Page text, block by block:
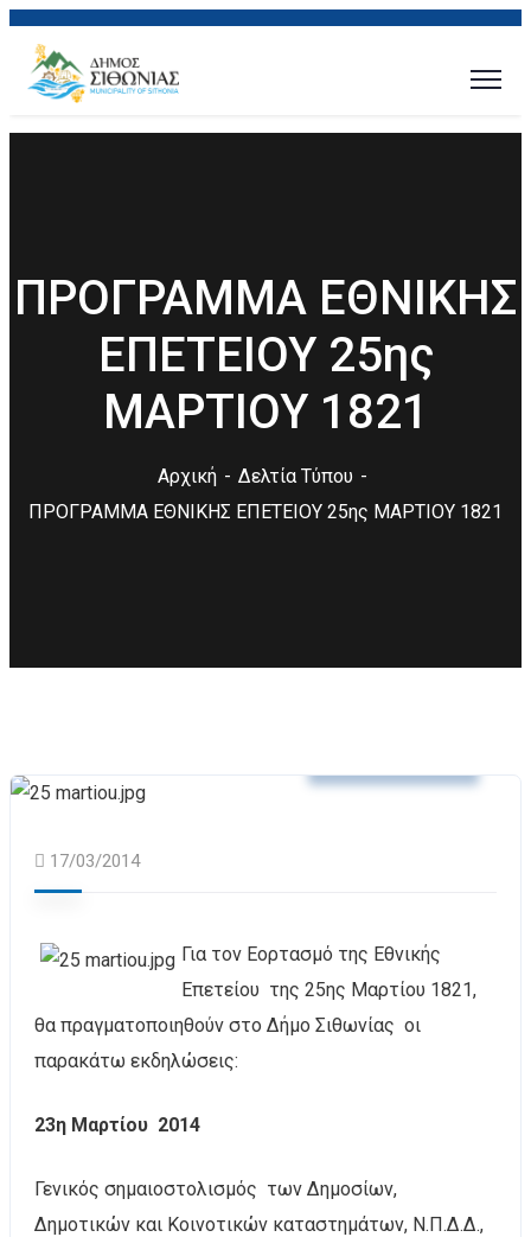
ΠΡΟΓΡΑΜΜΑ ΕΘΝΙΚΗΣ
ΕΠΕΤΕΙΟΥ 25ης
ΜΑΡΤΙΟΥ 1821
Αρχική
Δελτία Τύπου
ΠΡΟΓΡΑΜΜΑ ΕΘΝΙΚΗΣ ΕΠΕΤΕΙΟΥ 25ης ΜΑΡΤΙΟΥ 1821
17/03/2014
Για τον Εορτασμό της Εθνικής
Επετείου της 25ης Μαρτίου 1821,
θα πραγματοποιηθούν στο Δήμο Σιθωνίας οι
παρακάτω εκδηλώσεις:
23η Μαρτίου 2014
Γενικός σημαιοστολισμός των Δημοσίων,
Δημοτικών και Κοινοτικών καταστημάτων, Ν.Π.Δ.Δ.,